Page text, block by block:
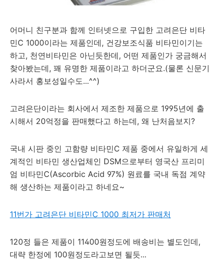
어머니 친구분과 함께 인터넷으로 구입한 고려은단 비타
민C 1000이라는 제품인데, 건강보조식품 비타민이기는
하고, 천연비타민은 아닌듯한데, 어떤 제품인가 궁금해서
찾아봤는데, 꽤 유명한 제품이라고 하더군요.(물론 신문기
사라서 홍보성일수도...^^)
고려은단이라는 회사에서 제조한 제품으로 1995년에 출
시해서 20억정을 판매했다고 하는데, 왜 난처음보지?
국내 시판 중인 고함량 비타민C 제품 중에서 유일하게 세
계적인 비타민 생산업체인 DSM으로부터 영국산 프리미
엄 비타민C(Ascorbic Acid 97%) 원료를 국내 독점 계약
해 생산하는 제품이라고 하네요~
11번가 고려은단 비타민C 1000 최저가 판매처
120정 들은 제품이 11400원정도에 배송비는 별도인데,
대략 한정에 100원정도라고보면 될듯...